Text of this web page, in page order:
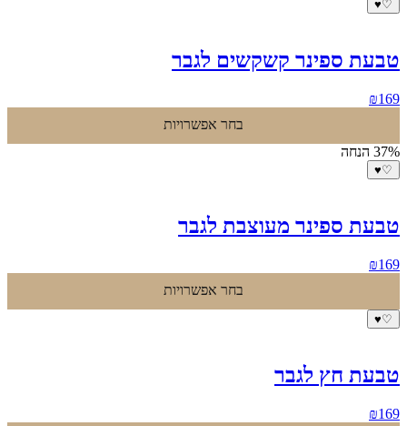
♡
♥
טבעת ספינר קשקשים לגבר
₪169
בחר אפשרויות
37% הנחה
♡
♥
טבעת ספינר מעוצבת לגבר
₪169
בחר אפשרויות
♡
♥
טבעת חץ לגבר
₪169